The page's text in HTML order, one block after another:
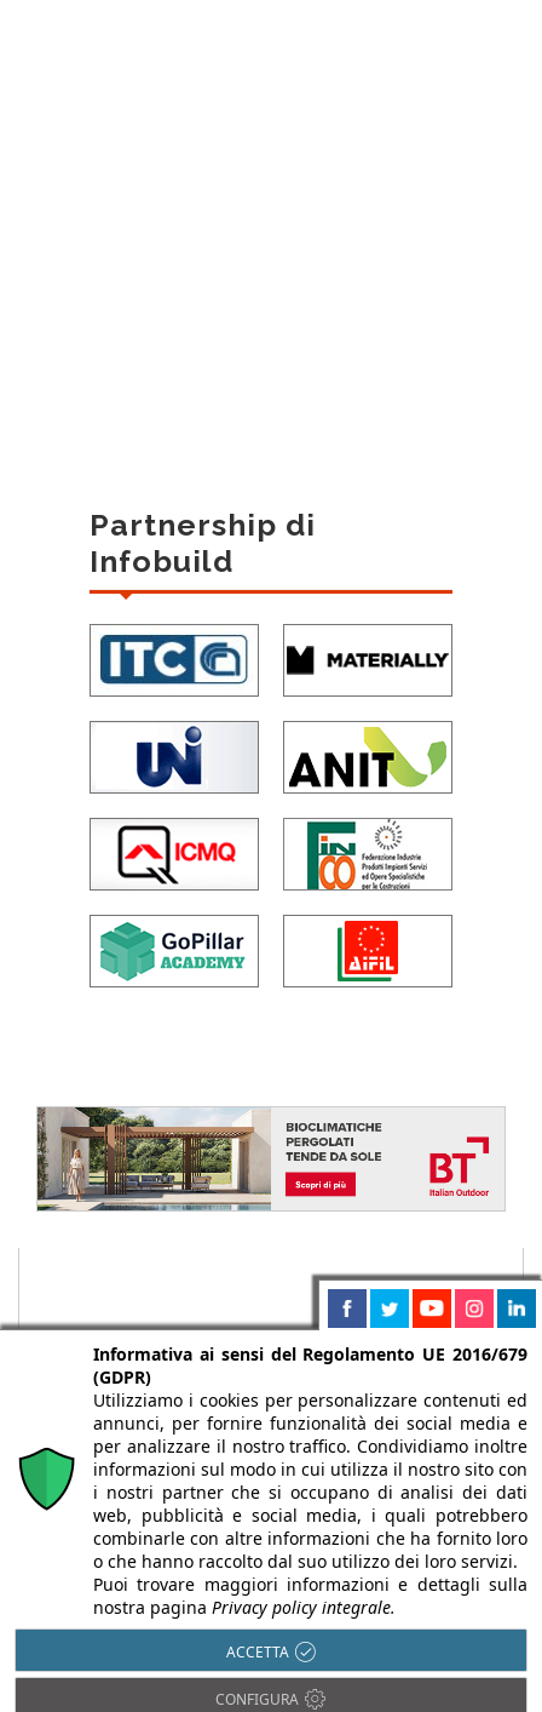
Partnership di
Infobuild
Chi siamo Autori Per la tua pubblicità
Iscriviti alla
newsletter
Infobuild è testata registrata presso il Tribunale di Milano al n° 63
Informativa ai sensi del Regolamento UE 2016/679
(GDPR)
Utilizziamo i cookies per personalizzare contenuti ed
annunci, per fornire funzionalità dei social media e
per analizzare il nostro traffico. Condividiamo inoltre
informazioni sul modo in cui utilizza il nostro sito con
i nostri partner che si occupano di analisi dei dati
web, pubblicità e social media, i quali potrebbero
combinarle con altre informazioni che ha fornito loro
o che hanno raccolto dal suo utilizzo dei loro servizi.
Puoi trovare maggiori informazioni e dettagli sulla
nostra pagina Privacy policy integrale.
ACCETTA
CONFIGURA